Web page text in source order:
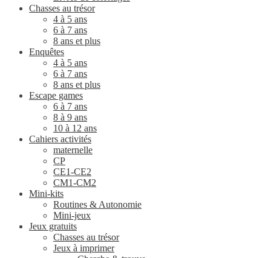
Chasses au trésor
4 à 5 ans
6 à 7 ans
8 ans et plus
Enquêtes
4 à 5 ans
6 à 7 ans
8 ans et plus
Escape games
6 à 7 ans
8 à 9 ans
10 à 12 ans
Cahiers activités
maternelle
CP
CE1-CE2
CM1-CM2
Mini-kits
Routines & Autonomie
Mini-jeux
Jeux gratuits
Chasses au trésor
Jeux à imprimer